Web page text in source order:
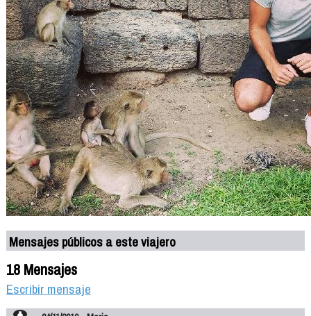
Mensajes públicos a este viajero
18 Mensajes
Escribir mensaje